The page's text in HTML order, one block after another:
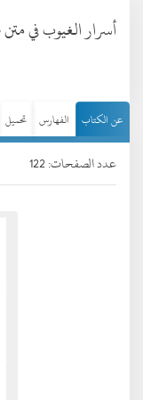
أسرار الغيوب في
عن الكتاب الفهارس تحميل
عدد الصفحات: 122